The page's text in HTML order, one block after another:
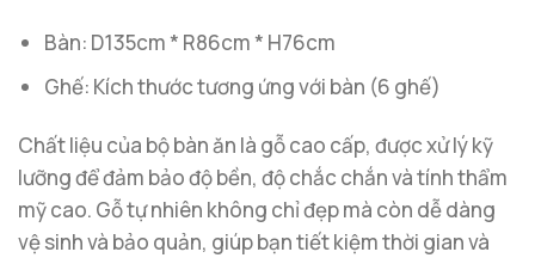
Bàn: D135cm * R86cm * H76cm
Ghế: Kích thước tương ứng với bàn (6 ghế)
Chất liệu của bộ bàn ăn là gỗ cao cấp, được xử lý kỹ
lưỡng để đảm bảo độ bền, độ chắc chắn và tính thẩm
mỹ cao. Gỗ tự nhiên không chỉ đẹp mà còn dễ dàng
vệ sinh và bảo quản, giúp bạn tiết kiệm thời gian và